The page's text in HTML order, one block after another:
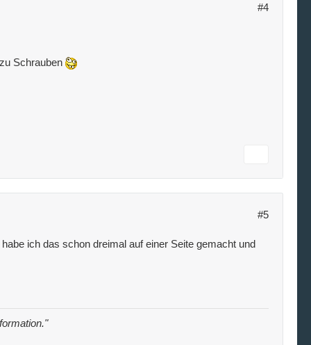
#4
Schrauben
#5
ich das schon dreimal auf einer Seite gemacht und